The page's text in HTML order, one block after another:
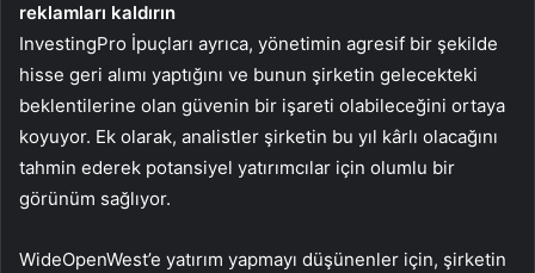
reklamları kaldırın
InvestingPro İpuçları ayrıca, yönetimin agresif bir şekilde
hisse geri alımı yaptığını ve bunun şirketin gelecekteki
beklentilerine olan güvenin bir işareti olabileceğini ortaya
koyuyor. Ek olarak, analistler şirketin bu yıl kârlı olacağını
tahmin ederek potansiyel yatırımcılar için olumlu bir
görünüm sağlıyor.
WideOpenWest’e yatırım yapmayı düşünenler için, şirketin